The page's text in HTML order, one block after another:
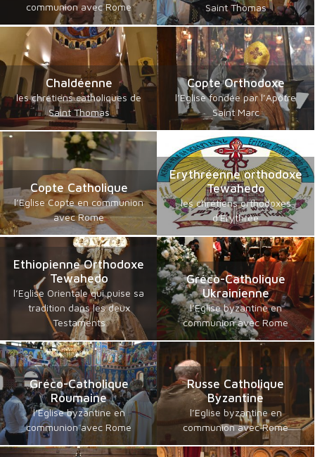
communion avec Rome
Saint Thomas
Chaldéenne
les chrétiens catholiques de
Saint Thomas
Copte Orthodoxe
l’Eglise fondée par l’Apôtre
Saint Marc
Copte Catholique
l’Eglise Copte en communion
avec Rome
Erythréenne orthodoxe
Tewahedo
les chrétiens orthodoxes
d'Erythrée
Ethiopienne Orthodoxe
Tewahedo
l’Eglise Orientale qui puise sa
tradition dans les deux
Testaments
Gréco-Catholique
Ukrainienne
l’Eglise byzantine en
communion avec Rome
Gréco-Catholique
Roumaine
l’Eglise byzantine en
communion avec Rome
Russe Catholique
Byzantine
l’Eglise byzantine en
communion avec Rome